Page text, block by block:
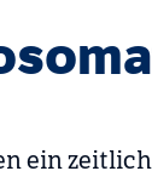
ein